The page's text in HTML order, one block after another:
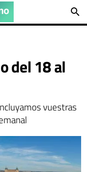
search
del 18 al
vuestras